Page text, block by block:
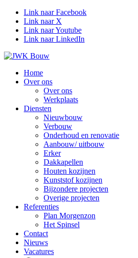
Link naar Facebook
Link naar X
Link naar Youtube
Link naar LinkedIn
Home
Over ons
Over ons
Werkplaats
Diensten
Nieuwbouw
Verbouw
Onderhoud en renovatie
Aanbouw/ uitbouw
Erker
Dakkapellen
Houten kozijnen
Kunststof kozijnen
Bijzondere projecten
Overige projecten
Referenties
Plan Morgenzon
Het Spinsel
Contact
Nieuws
Vacatures